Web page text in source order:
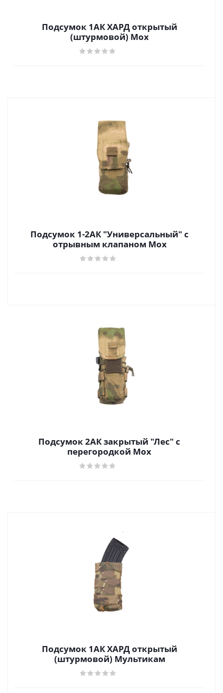
Подсумок 1АК ХАРД открытый
(штурмовой) Мох
Подсумок 1-2АК "Универсальный" с
отрывным клапаном Мох
Подсумок 2АК закрытый "Лес" с
перегородкой Мох
Подсумок 1АК ХАРД открытый
(штурмовой) Мультикам